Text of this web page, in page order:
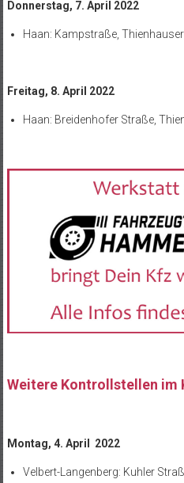
Donnerstag, 7. April 2022
Haan: Kampstraße,
Freitag, 8. April 2022
Haan: Breidenhofer Straße,
Weitere Kontrollstellen im
Montag, 4. April 2022
Velbert-Langenberg: Kuhler